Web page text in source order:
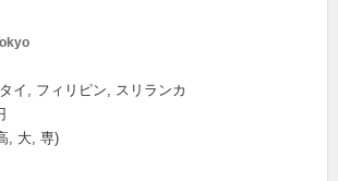
イ, フィリピン, スリランカ
, 大, 専)